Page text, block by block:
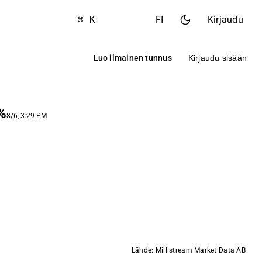
⌘ K FI Kirjaudu
Luo ilmainen tunnus Kirjaudu sisään
8/6, 3:29 PM
Lähde: Millistream Market Data AB